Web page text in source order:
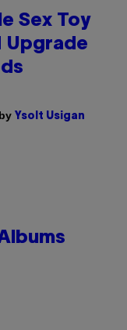
Sex Toy
Upgrade
Ysolt Usigan